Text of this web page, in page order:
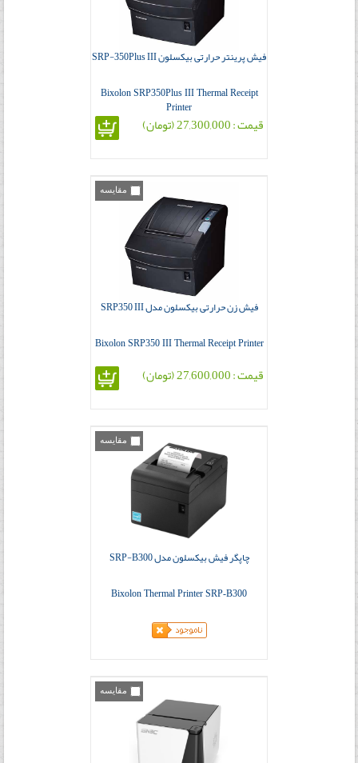
فیش پرینتر حرارتی بیکسلون SRP-350Plus III
Bixolon SRP350Plus III Thermal Receipt
Printer
قیمت : 27,300,000 (تومان)
مقایسه
فیش زن حرارتی بیکسلون مدل SRP350 III
Bixolon SRP350 III Thermal Receipt Printer
قیمت : 27,600,000 (تومان)
مقایسه
چاپگر فیش بیکسلون مدل SRP-B300
Bixolon Thermal Printer SRP-B300
مقایسه